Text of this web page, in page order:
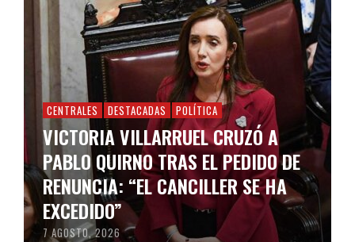
CENTRALES DESTACADAS POLÍTICA
VICTORIA VILLARRUEL CRUZÓ A
PABLO QUIRNO TRAS EL PEDIDO DE
RENUNCIA: “EL CANCILLER SE HA
EXCEDIDO”
7 AGOSTO, 2026